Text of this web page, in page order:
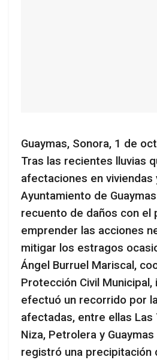
Guaymas, Sonora, 1 de
Tras las recientes lluvias
afectaciones en viviendas
Ayuntamiento de
recuento de daños con el
emprender las acciones
mitigar los estragos
Ángel Burruel Mariscal,
Protección Civil
efectuó un recorrido por
afectadas, entre ellas Las
Niza, Petrolera y
registró una precipitación